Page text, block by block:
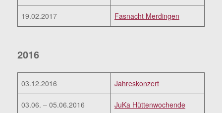
19.02.2017 Fasnacht Merdingen
2016
03.12.2016 Jahreskonzert
03.06. – 05.06.2016 JuKa Hüttenwochende